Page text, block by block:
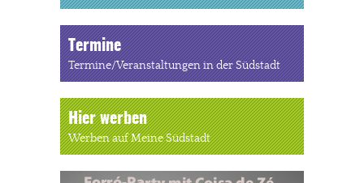
Termine
Termine/Veranstaltungen in der Südstadt
Hier werben
Werben auf Meine Südstadt